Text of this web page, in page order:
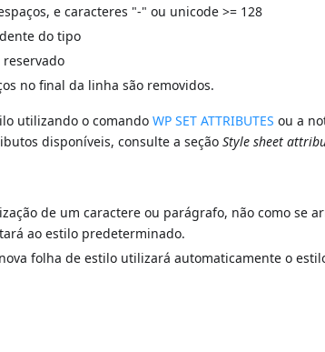
e caracteres "-" ou unicode >= 128
do tipo
no final da linha são removidos.
utilizando o comandoWP SET ATTRIBUTES ou a
disponíveis, consulte a seçãoStyle sheet
de um caractere ou parágrafo, não como se
ao estilo predeterminado.
folha de estilo utilizará automaticamente o